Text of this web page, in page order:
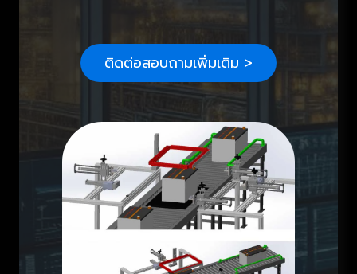
ติดต่อสอบถามเพิ่มเติม >